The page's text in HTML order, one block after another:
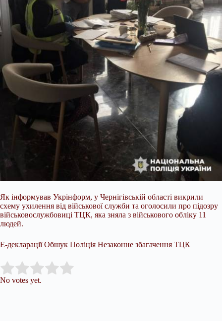
Як інформував Укрінформ, у Чернігівській області викрили
схему ухилення від військової служби та оголосили про підозру
військовослужбовиці ТЦК, яка зняла з військового обліку 11
людей.
Е-декларації Обшук Поліція Незаконне збагачення ТЦК
Rate this item:
No votes yet.